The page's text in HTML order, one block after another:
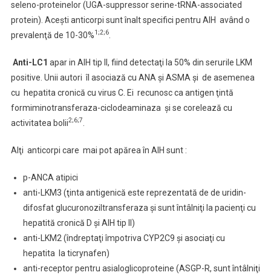
seleno-proteinelor (UGA-suppressor serine-tRNA-associated
protein). Aceşti anticorpi sunt înalt specifici pentru AIH având o
prevalenţă de 10-30%1;2;6.
Anti-LC1 apar in AIH tip II, fiind detectaţi la 50% din serurile LKM
positive. Unii autori îl asociază cu ANA şi ASMA şi de asemenea
cu hepatita cronică cu virus C. Ei recunosc ca antigen ţintă
formiminotransferaza-ciclodeaminaza şi se corelează cu
activitatea bolii2;6;7
Alţi anticorpi care mai pot apărea în AIH sunt :
p-ANCA atipici
anti-LKM3 (ţinta antigenică este reprezentată de de uridin-
difosfat glucuronoziltransferaza şi sunt întâlniţi la pacienţi cu
hepatită cronică D şi AIH tip II)
anti-LKM2 (îndreptaţi împotriva CYP2C9 şi asociaţi cu
hepatita la ticrynafen)
anti-receptor pentru asialoglicoproteine (ASGP-R, sunt întâlniţi